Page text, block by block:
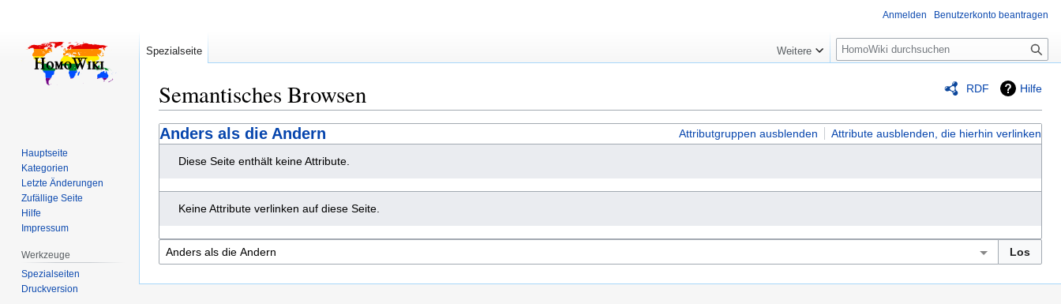
RDF Hilfe
Semantisches Browsen
Zur
Navigation
springen
Zur
Suche
springen
Anders als die Andern Attributgruppen ausblenden Attribute ausblenden, die hierhin verlinken
Diese Seite enthält keine Attribute.
Keine Attribute verlinken auf diese Seite.
Anmelden Benutzerkonto beantragen
Spezialseite Weitere
Suche
Hauptseite
Kategorien
Letzte Änderungen
Zufällige Seite
Hilfe
Impressum
Werkzeuge
Spezialseiten
Druckversion